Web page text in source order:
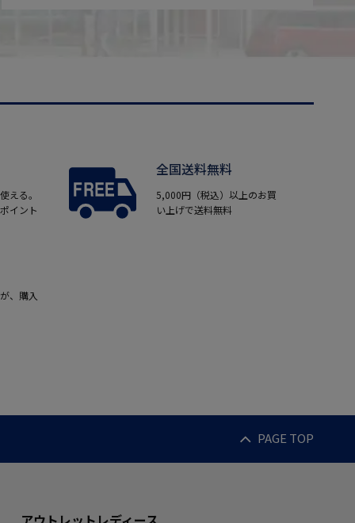
える。
イント
全国送料無料
5,000円（税込）以上のお買
い上げで送料無料
、購入
PAGE TOP